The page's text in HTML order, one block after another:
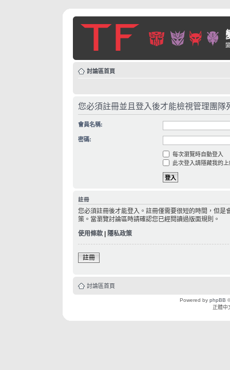
討論區首頁
您必須註冊並且登入後才能檢視管理團隊
會員名稱:
密碼:
每次瀏覽時自動登入
此次登入請隱藏我的
註冊
您必須註冊後才能登入。註冊僅需要很短的時間，但
策。當瀏覽討論區時請確認您已經閱讀過版面規則。
使用條款
隱私政策
註冊
討論區首頁
Powered by phpBB
正體中